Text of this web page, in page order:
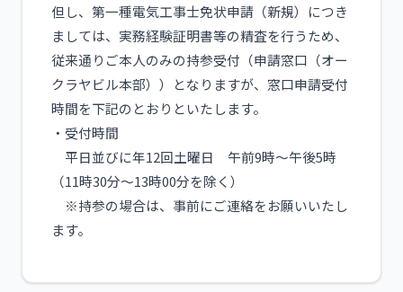
但し、第一種電気工事士免状申請（新規）につき
ましては、実務経験証明書等の精査を行うため、
従来通りご本人のみの持参受付（申請窓口（オー
クラヤビル本部））となりますが、窓口申請受付
時間を下記のとおりといたします。
・受付時間
平日並びに年12回土曜日 午前9時～午後5時
（11時30分～13時00分を除く）
※持参の場合は、事前にご連絡をお願いいたし
ます。